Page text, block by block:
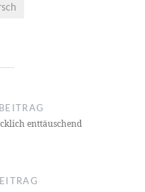
enttäuschend